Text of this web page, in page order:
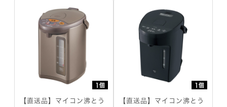
1個
【直送品】マイコン沸とう
1個
【直送品】マイコン沸とう